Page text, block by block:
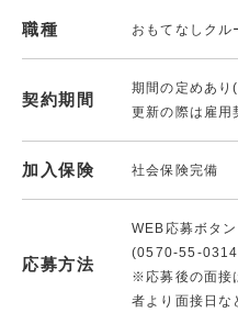
職種 おもてなしクル
契約期間
期間の定めあ
更新の際は雇用
加入保険 社会保険完備
応募方法
WEB応募ボタ
(0570-55-0314)
※応募後の面接
者より面接日な